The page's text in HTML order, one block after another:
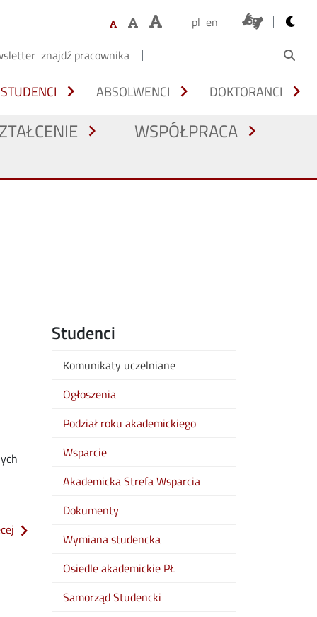
pl en opens
znajdź pracownika
STUDENCI chevron_right ABSOLWENCI chevron_right DOKTORANCI chevron_right
chevron_right WSPÓŁPRACA chevron_right
o komunikat ws. wysokości świadczeń dla studentów
Studenci
Komunikaty uczelniane
Ogłoszenia
Podział roku akademickiego
Wsparcie
Akademicka Strefa Wsparcia
Dokumenty
Wymiana studencka
Osiedle akademickie PŁ
Samorząd Studencki